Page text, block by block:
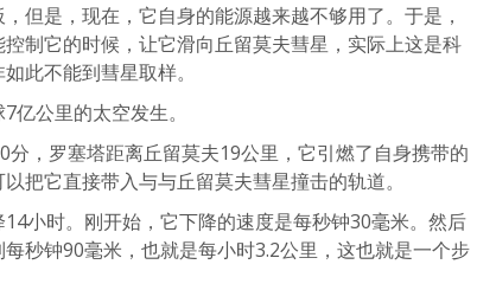
但是，现在，它自身的能源越来越不够用了。于是，
制它的时候，让它滑向丘留莫夫彗星，实际上这是科
此不能到彗星取样。
亿公里的太空发生。
分，罗塞塔距离丘留莫夫19公里，它引燃了自身携带的
把它直接带入与与丘留莫夫彗星撞击的轨道。
小时。刚开始，它下降的速度是每秒钟30毫米。然后
秒钟90毫米，也就是每小时3.2公里，这也就是一个步